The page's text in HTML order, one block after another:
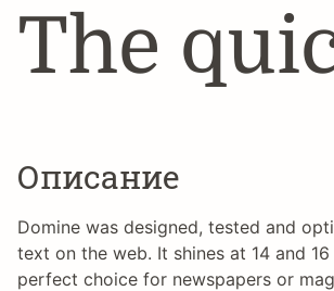
The
Описание
Domine was designed, tested and
text on the web. It shines at 14 and
perfect choice for newspapers or